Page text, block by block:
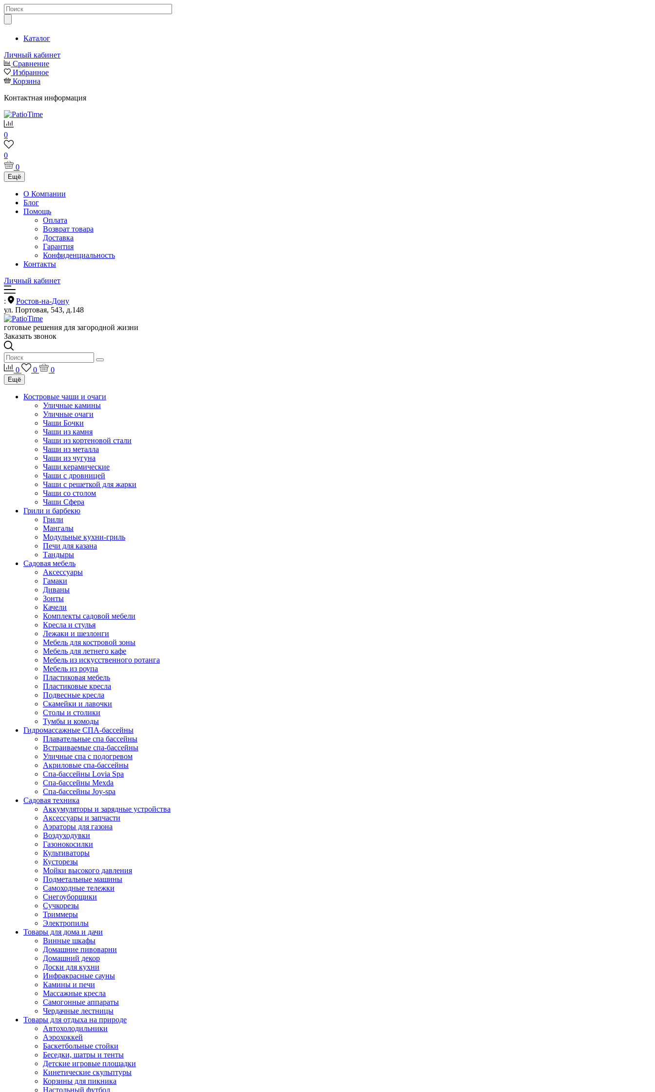
Каталог
Личный кабинет
Сравнение
Избранное
Корзина
Контактная информация
0
0
0
Ещё
О Компании
Блог
Помощь
Оплата
Возврат товара
Доставка
Гарантия
Конфиденциальность
Контакты
Личный кабинет
:
Ростов-на-Дону
ул. Портовая, 543, д.148
готовые решения для загородной жизни
Заказать звонок
0 0 0
Ещё
Костровые чаши и очаги
Уличные камины
Уличные очаги
Чаши Бочки
Чаши из камня
Чаши из кортеновой стали
Чаши из металла
Чаши из чугуна
Чаши керамические
Чаши с дровницей
Чаши с решеткой для жарки
Чаши со столом
Чаши Сфера
Грили и барбекю
Грили
Мангалы
Модульные кухни-гриль
Печи для казана
Тандыры
Садовая мебель
Аксессуары
Гамаки
Диваны
Зонты
Качели
Комплекты садовой мебели
Кресла и стулья
Лежаки и шезлонги
Мебель для костровой зоны
Мебель для летнего кафе
Мебель из искусственного ротанга
Мебель из роупа
Пластиковая мебель
Пластиковые кресла
Подвесные кресла
Скамейки и лавочки
Столы и столики
Тумбы и комоды
Гидромассажные СПА-бассейны
Плавательные спа бассейны
Встраиваемые спа-бассейны
Уличные спа с подогревом
Акриловые спа-бассейны
Спа-бассейны Lovia Spa
Спа-бассейны Mexda
Спа-бассейны Joy-spa
Садовая техника
Аккумуляторы и зарядные устройства
Аксессуары и запчасти
Аэраторы для газона
Воздуходувки
Газонокосилки
Культиваторы
Кусторезы
Мойки высокого давления
Подметальные машины
Самоходные тележки
Снегоуборщики
Сучкорезы
Триммеры
Электропилы
Товары для дома и дачи
Винные шкафы
Домашние пивоварни
Домашний декор
Доски для кухни
Инфракрасные сауны
Камины и печи
Массажные кресла
Самогонные аппараты
Чердачные лестницы
Товары для отдыха на природе
Автохолодильники
Аэрохоккей
Баскетбольные стойки
Беседки, шатры и тенты
Детские игровые площадки
Кинетические скульптуры
Корзины для пикника
Настольный футбол